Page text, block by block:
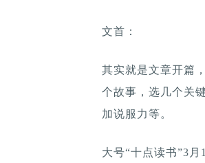
文首：
其实就是文章开篇
个故事，选几个关
加说服力等。
大号“十点读书”3